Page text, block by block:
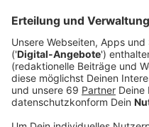
Veröffentlicht: Freitag,
Anzeige
Nach der Wahl mussten